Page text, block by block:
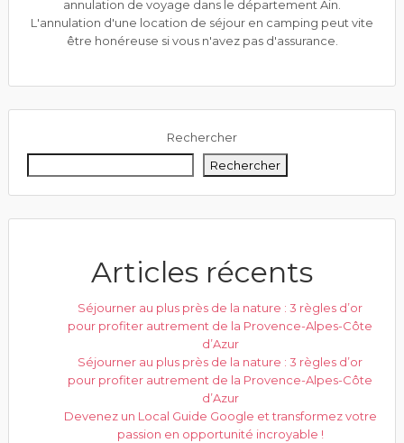
annulation de voyage dans le département Ain.
L'annulation d'une location de séjour en camping peut vite
être honéreuse si vous n'avez pas d'assurance.
Rechercher
Rechercher
Articles récents
Séjourner au plus près de la nature : 3 règles d’or
pour profiter autrement de la Provence-Alpes-Côte
d’Azur
Séjourner au plus près de la nature : 3 règles d’or
pour profiter autrement de la Provence-Alpes-Côte
d’Azur
Devenez un Local Guide Google et transformez votre
passion en opportunité incroyable !